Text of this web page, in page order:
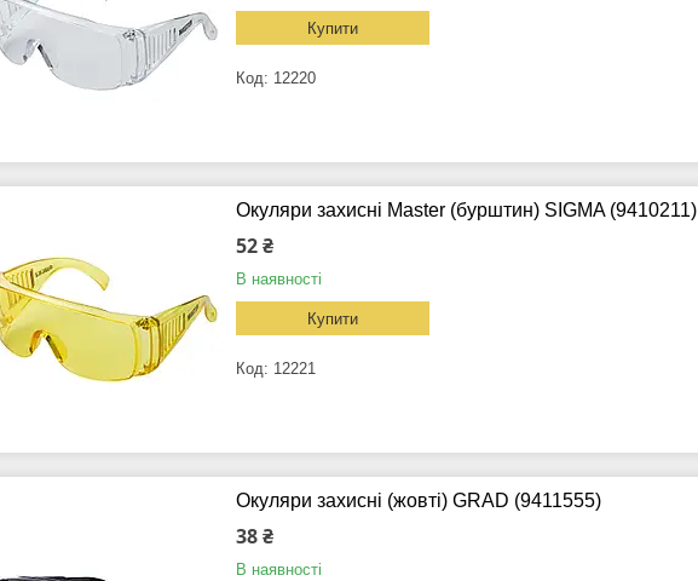
Купити
12220
Окуляри захисні Master (бурштин) SIGMA (9410211)
52 ₴
В наявності
Купити
12221
Окуляри захисні (жовті) GRAD (9411555)
38 ₴
В наявності